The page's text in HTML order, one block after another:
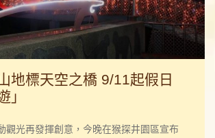
地標天空之橋 9/11起假日
」
觀光再發揮創意，今晚在猴探井園區宣布